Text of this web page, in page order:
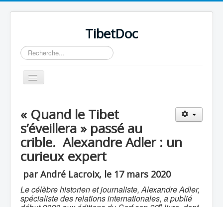
TibetDoc
Rechercher
Basculer
la
« Quand le Tibet
s’éveillera » passé au
crible. Alexandre Adler : un
curieux expert
par André Lacroix, le 17 mars 2020
Le célèbre historien et journaliste, Alexandre Adler,
spécialiste des relations internationales, a publié
e